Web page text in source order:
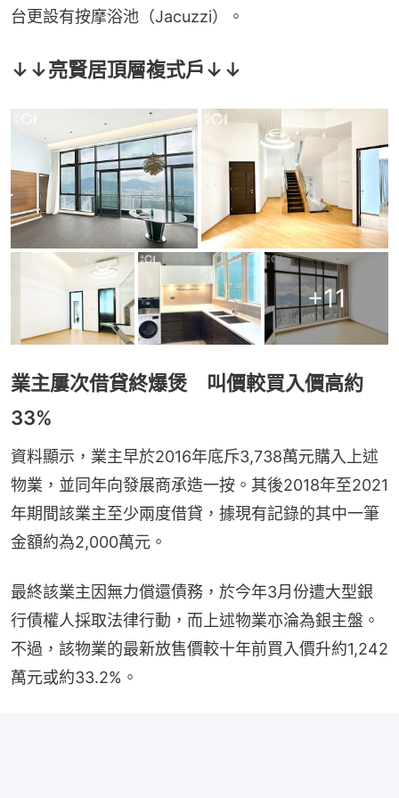
台更設有按摩浴池（Jacuzzi）。
↓↓亮賢居頂層複式戶↓↓
+11
業主屢次借貸終爆煲 叫價較買入價高約
33%
資料顯示，業主早於2016年底斥3,738萬元購入上述
物業，並同年向發展商承造一按。其後2018年至2021
年期間該業主至少兩度借貸，據現有記錄的其中一筆
金額約為2,000萬元。
最終該業主因無力償還債務，於今年3月份遭大型銀
行債權人採取法律行動，而上述物業亦淪為銀主盤。
不過，該物業的最新放售價較十年前買入價升約1,242
萬元或約33.2%。